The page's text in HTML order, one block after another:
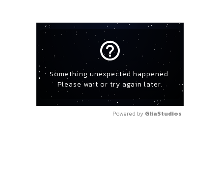
help_outline
Something unexpected happened.
Please wait or try again later.
Powered by GliaStudios